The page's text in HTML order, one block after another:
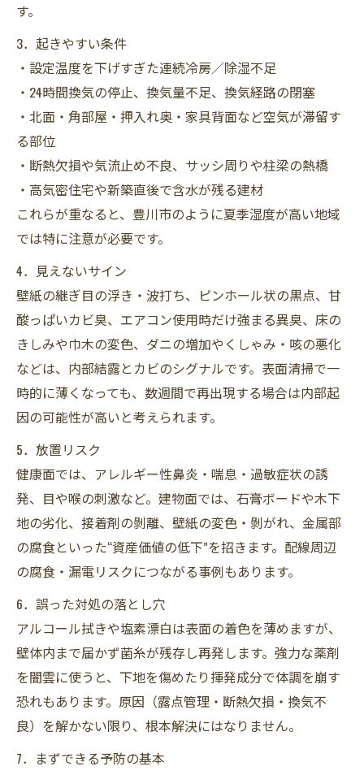
す。
3．起きやすい条件
・設定温度を下げすぎた連続冷房／除湿不足
・24時間換気の停止、換気量不足、換気経路の閉塞
・北面・角部屋・押入れ奥・家具背面など空気が滞留す
る部位
・断熱欠損や気流止め不良、サッシ周りや柱梁の熱橋
・高気密住宅や新築直後で含水が残る建材
これらが重なると、豊川市のように夏季湿度が高い地域
では特に注意が必要です。
4．見えないサイン
壁紙の継ぎ目の浮き・波打ち、ピンホール状の黒点、甘
酸っぱいカビ臭、エアコン使用時だけ強まる異臭、床の
きしみや巾木の変色、ダニの増加やくしゃみ・咳の悪化
などは、内部結露とカビのシグナルです。表面清掃で一
時的に薄くなっても、数週間で再出現する場合は内部起
因の可能性が高いと考えられます。
5．放置リスク
健康面では、アレルギー性鼻炎・喘息・過敏症状の誘
発、目や喉の刺激など。建物面では、石膏ボードや木下
地の劣化、接着剤の剝離、壁紙の変色・剝がれ、金属部
の腐食といった“資産価値の低下”を招きます。配線周辺
の腐食・漏電リスクにつながる事例もあります。
6．誤った対処の落とし穴
アルコール拭きや塩素漂白は表面の着色を薄めますが、
壁体内まで届かず菌糸が残存し再発します。強力な薬剤
を闇雲に使うと、下地を傷めたり揮発成分で体調を崩す
恐れもあります。原因（露点管理・断熱欠損・換気不
良）を解かない限り、根本解決にはなりません。
7．まずできる予防の基本